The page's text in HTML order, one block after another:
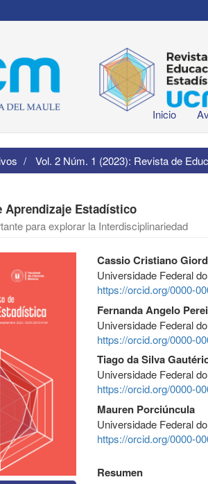
Inicio
Vol. 2 Núm. 1 (2023): Revista de
Aprendizaje Estadístico
para explorar la Interdisciplinariedad
Contenido
principal
del
artículo
Cassio Cristiano
Universidade Federal
https://orcid.org/0000-
Fernanda Angelo
Universidade Federal
https://orcid.org/0000-
Tiago da Silva
Universidade Federal
https://orcid.org/0000-
Mauren Porciúncula
Universidade Federal
https://orcid.org/0000-
Resumen